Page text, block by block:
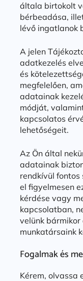
általa birtokolt
bérbeadása,
lévő ingatlanok
A jelen
adatkezelés
és
megfelelően,
adatainak
módját,
kapcsolatos
lehetőségeit.
Az Ön által
adatainak
rendkívül fontos
el figyelmesen
kérdése vagy
kapcsolatban,
velünk bármikor
munkatársaink
Fogalmak és
Kérem, olvassa